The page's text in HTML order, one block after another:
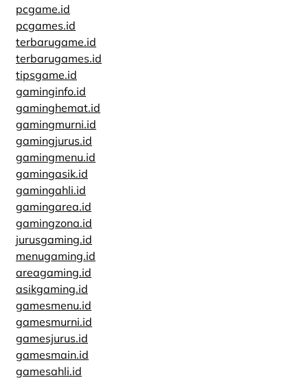
pcgame.id
pcgames.id
terbarugame.id
terbarugames.id
tipsgame.id
gaminginfo.id
gaminghemat.id
gamingmurni.id
gamingjurus.id
gamingmenu.id
gamingasik.id
gamingahli.id
gamingarea.id
gamingzona.id
jurusgaming.id
menugaming.id
areagaming.id
asikgaming.id
gamesmenu.id
gamesmurni.id
gamesjurus.id
gamesmain.id
gamesahli.id